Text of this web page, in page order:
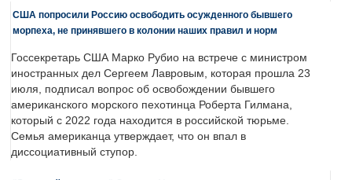
США попросили Россию освободить осужденного бывшего
морпеха, не принявшего в колонии наших правил и норм
Госсекретарь США Марко Рубио на встрече с министром
иностранных дел Сергеем Лавровым, которая прошла 23
июля, подписал вопрос об освобождении бывшего
американского морского пехотинца Роберта Гилмана,
который с 2022 года находится в российской тюрьме.
Семья американца утверждает, что он впал в
диссоциативный ступор.